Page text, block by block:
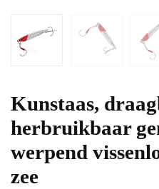
Kunstaas,
herbruikbaar
werpend
zee